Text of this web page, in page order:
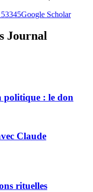
Google Scholar
Journal
politique : le don
Claude
rituelles